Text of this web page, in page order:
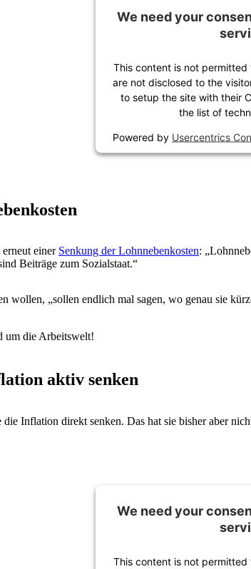
We need your
This content is not
are not disclosed to the
to setup the site with their
the list of
Powered by Usercentrics
einer Senkung der Lohnnebenkosten:
Beiträge zum Sozialstaat.“
wollen, „sollen endlich mal sagen, wo genau sie
um die Arbeitswelt!
aktiv senken
die Inflation direkt senken. Das hat sie bisher aber
We need your
This content is not